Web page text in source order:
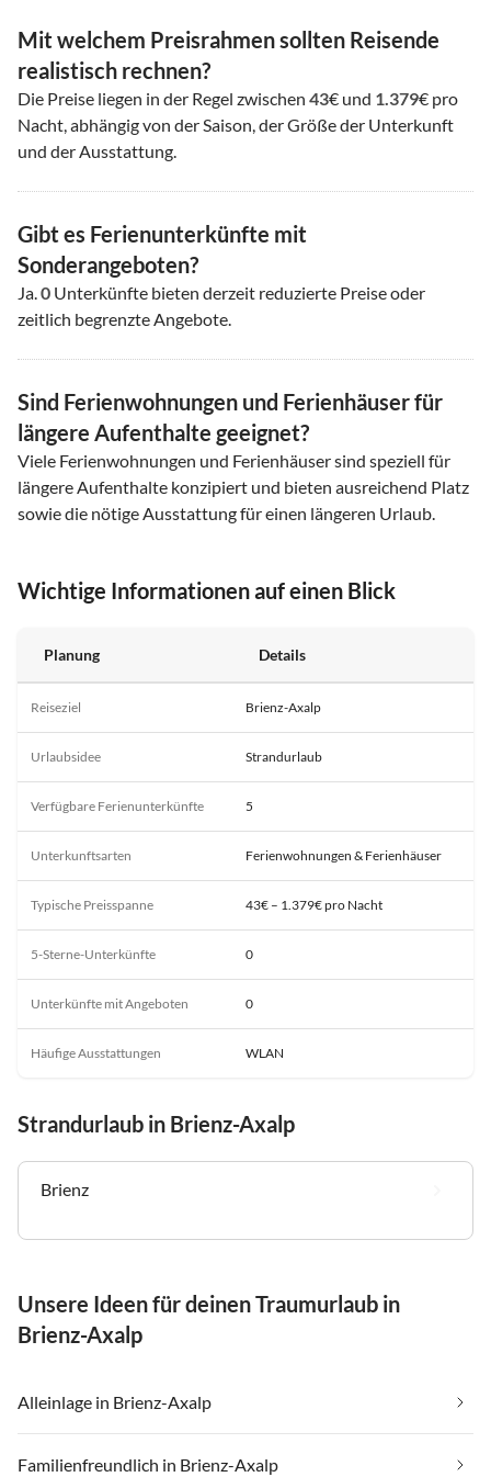
Mit welchem Preisrahmen sollten Reisende
realistisch rechnen?
Die Preise liegen in der Regel zwischen 43€ und 1.379€ pro
Nacht, abhängig von der Saison, der Größe der Unterkunft
und der Ausstattung.
Gibt es Ferienunterkünfte mit
Sonderangeboten?
Ja.0 Unterkünfte bieten derzeit reduzierte Preise oder
zeitlich begrenzte Angebote.
Sind Ferienwohnungen und Ferienhäuser für
längere Aufenthalte geeignet?
Viele Ferienwohnungen und Ferienhäuser sind speziell für
längere Aufenthalte konzipiert und bieten ausreichend Platz
sowie die nötige Ausstattung für einen längeren Urlaub.
Wichtige Informationen auf einen Blick
Planung Details
Reiseziel Brienz-Axalp
Urlaubsidee Strandurlaub
Verfügbare Ferienunterkünfte 5
Unterkunftsarten Ferienwohnungen & Ferienhäuser
Typische Preisspanne 43€ – 1.379€ pro Nacht
5-Sterne-Unterkünfte 0
Unterkünfte mit Angeboten 0
Häufige Ausstattungen WLAN
Strandurlaub in Brienz-Axalp
Brienz
Unsere Ideen für deinen Traumurlaub in
Brienz-Axalp
Alleinlage in Brienz-Axalp
Familienfreundlich in Brienz-Axalp